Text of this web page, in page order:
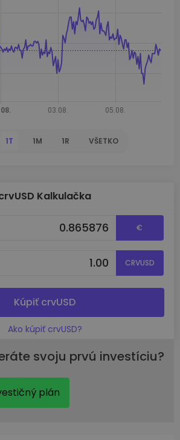
1T 1M 1R VŠETKO
Kalkulačka
€
CRVUSD
Kúpiť crvUSD
Ako kúpiť crvUSD?
svoju prvú investíciu?
plán